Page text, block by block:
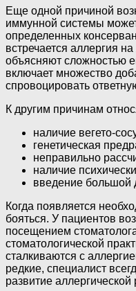
Еще одной причиной
иммунной системы
определенных
встречается аллергия
объясняют сложностью
включает множество
спровоцировать
К другим причинам
наличие вегето-
генетическая
неправильно
наличие
введение большой
Когда появляется
бояться. У пациентов
посещением
стоматологической
сталкиваются с
редкие, специалист
развитие аллергической